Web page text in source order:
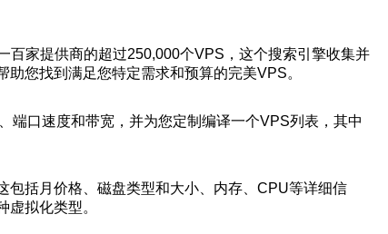
百家提供商的超过250,000个VPS，这个搜索引擎收集并
您找到满足您特定需求和预算的完美VPS。
端口速度和带宽，并为您定制编译一个VPS列表，其中
包括月价格、磁盘类型和大小、内存、CPU等详细信
拟化类型。